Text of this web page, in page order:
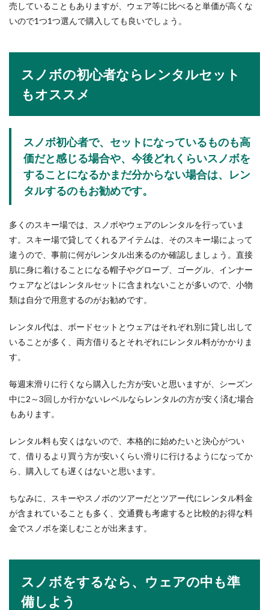
売していることもありますが、ウェア等に比べると単価が高くな
いので1つ1つ選んで購入しても良いでしょう。
スノボの初心者ならレンタルセット
もオススメ
スノボ初心者で、セットになっているものも高
価だと感じる場合や、今後どれくらいスノボを
することになるかまだ分からない場合は、レン
タルするのもお勧めです。
多くのスキー場では、スノボやウェアのレンタルを行っていま
す。スキー場で貸してくれるアイテムは、そのスキー場によって
違うので、事前に何がレンタル出来るのか確認しましょう。直接
肌に身に着けることになる帽子やグローブ、ゴーグル、インナー
ウェアなどはレンタルセットに含まれないことが多いので、小物
類は自分で用意するのがお勧めです。
レンタル代は、ボードセットとウェアはそれぞれ別に貸し出して
いることが多く、両方借りるとそれぞれにレンタル料がかかりま
す。
毎週末滑りに行くなら購入した方が安いと思いますが、シーズン
中に2～3回しか行かないレベルならレンタルの方が安く済む場合
もあります。
レンタル料も安くはないので、本格的に始めたいと決心がつい
て、借りるより買う方が安いくらい滑りに行けるようになってか
ら、購入しても遅くはないと思います。
ちなみに、スキーやスノボのツアーだとツアー代にレンタル料金
が含まれていることも多く、交通費も考慮すると比較的お得な料
金でスノボを楽しむことが出来ます。
スノボをするなら、ウェアの中も準
備しよう